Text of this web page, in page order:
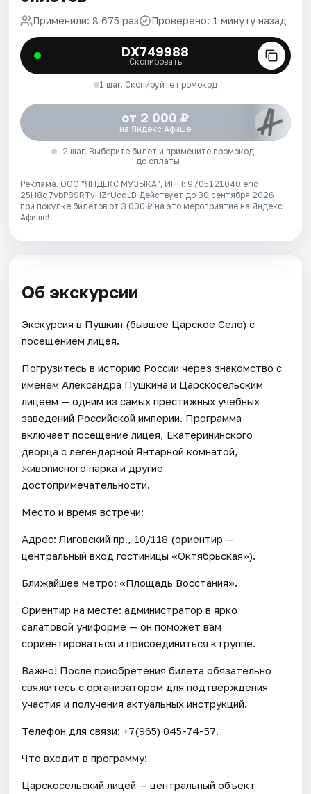
Применили: 8 675 раз Проверено: 1 минуту назад
DX749988
Скопировать
1 шаг. Скопируйте промокод
от 2 000 ₽
на Яндекс Афише
2 шаг. Выберите билет и примените промокод
до оплаты
Реклама. ООО "ЯНДЕКС МУЗЫКА", ИНН: 9705121040 erid:
25H8d7vbP8SRTvHZrUcdLB Действует до 30 сентября 2026
при покупке билетов от 3 000 ₽ на это мероприятие на Яндекс
Афише!
Об экскурсии
Экскурсия в Пушкин (бывшее Царское Село) с
посещением лицея.
Погрузитесь в историю России через знакомство с
именем Александра Пушкина и Царскосельским
лицеем — одним из самых престижных учебных
заведений Российской империи. Программа
включает посещение лицея, Екатерининского
дворца с легендарной Янтарной комнатой,
живописного парка и другие
достопримечательности.
Место и время встречи:
Адрес: Лиговский пр., 10/118 (ориентир —
центральный вход гостиницы «Октябрьская»).
Ближайшее метро: «Площадь Восстания».
Ориентир на месте: администратор в ярко
салатовой униформе — он поможет вам
сориентироваться и присоединиться к группе.
Важно! После приобретения билета обязательно
свяжитесь с организатором для подтверждения
участия и получения актуальных инструкций.
Телефон для связи: +7(965) 045-74-57.
Что входит в программу:
Царскосельский лицей — центральный объект